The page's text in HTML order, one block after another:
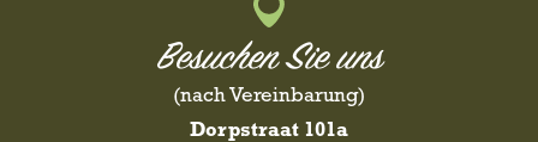
Besuchen Sie uns
(nach Vereinbarung)
Dorpstraat 101a